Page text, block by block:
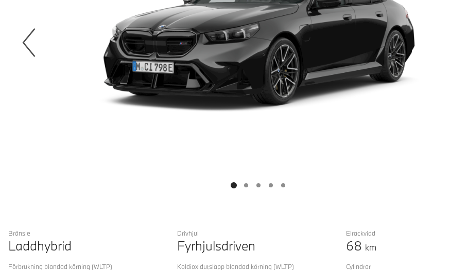
Bränsle
Laddhybrid
Drivhjul
Fyrhjulsdriven
Elräckvidd
68 km
Förbrukning blandad körning (WLTP) Koldioxidutsläpp blandad körning (WLTP) Cylindrar